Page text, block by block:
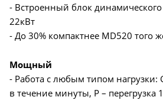
- Встроенный блок
22кВт
- До 30% компактнее MD520 того
Мощный
- Работа с любым типом нагрузки:
в течение минуты, P – перегрузка